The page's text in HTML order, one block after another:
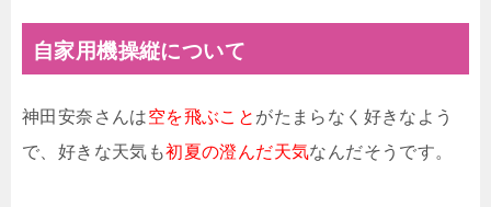
自家用機操縦について
神田安奈さんは空を飛ぶこと がたまらなく好きなよう
で、好きな天気も初夏の澄んだ天気なんだそうです。